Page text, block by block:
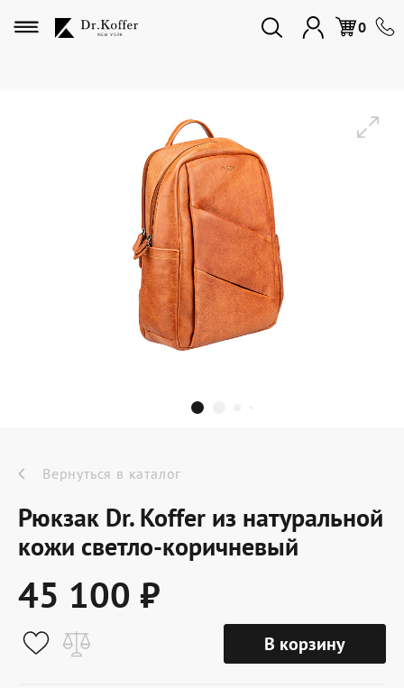
0
Избранное
Дорожная коллекция
Мужская коллекция
Женская коллекция
Подарки и сувениры
Подарочные карты
Dr.Koffer Outlet
Новинки
Акции
О компании
Вернуться в каталог
Рюкзак Dr. Koffer из натуральной
кожи светло-коричневый
45 100 ₽
В корзину